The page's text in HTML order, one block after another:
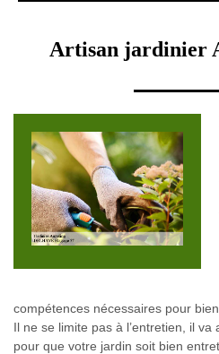
Artisan jardinier
compétences nécessaires pour
Il ne se limite pas à l’entretien, il
pour que votre jardin soit bien